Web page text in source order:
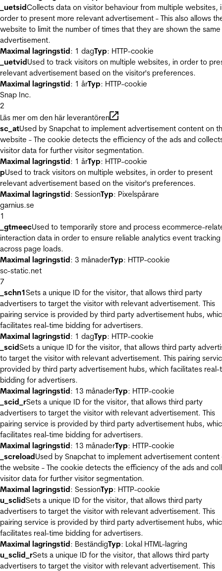
_uetsidCollects data on visitor behaviour from multiple websites,
order to present more relevant advertisement - This also allows
website to limit the number of times that they are shown the same
advertisement.
Maximal lagringstid: 1 dagTyp: HTTP-cookie
_uetvidUsed to track visitors on multiple websites, in order to
relevant advertisement based on the visitor's preferences.
Maximal lagringstid: 1 årTyp: HTTP-cookie
Snap Inc.
2
Läs mer om den här leverantören
sc_atUsed by Snapchat to implement advertisement content on
website - The cookie detects the efficiency of the ads and
visitor data for further visitor segmentation.
Maximal lagringstid: 1 årTyp: HTTP-cookie
pUsed to track visitors on multiple websites, in order to present
relevant advertisement based on the visitor's preferences.
Maximal lagringstid: SessionTyp: Pixelspårare
garnius.se
1
_gtmeecUsed to temporarily store and process ecommerce-
interaction data in order to ensure reliable analytics event tracking
across page loads.
Maximal lagringstid: 3 månaderTyp: HTTP-cookie
sc-static.net
7
_schn1Sets a unique ID for the visitor, that allows third party
advertisers to target the visitor with relevant advertisement. This
pairing service is provided by third party advertisement hubs,
facilitates real-time bidding for advertisers.
Maximal lagringstid: 1 dagTyp: HTTP-cookie
_scidSets a unique ID for the visitor, that allows third party
to target the visitor with relevant advertisement. This pairing
provided by third party advertisement hubs, which facilitates real-
bidding for advertisers.
Maximal lagringstid: 13 månaderTyp: HTTP-cookie
_scid_rSets a unique ID for the visitor, that allows third party
advertisers to target the visitor with relevant advertisement. This
pairing service is provided by third party advertisement hubs,
facilitates real-time bidding for advertisers.
Maximal lagringstid: 13 månaderTyp: HTTP-cookie
_screloadUsed by Snapchat to implement advertisement content
the website - The cookie detects the efficiency of the ads and
visitor data for further visitor segmentation.
Maximal lagringstid: SessionTyp: HTTP-cookie
u_sclidSets a unique ID for the visitor, that allows third party
advertisers to target the visitor with relevant advertisement. This
pairing service is provided by third party advertisement hubs,
facilitates real-time bidding for advertisers.
Maximal lagringstid: BeständigTyp: Lokal HTML-lagring
u_sclid_rSets a unique ID for the visitor, that allows third party
advertisers to target the visitor with relevant advertisement. This